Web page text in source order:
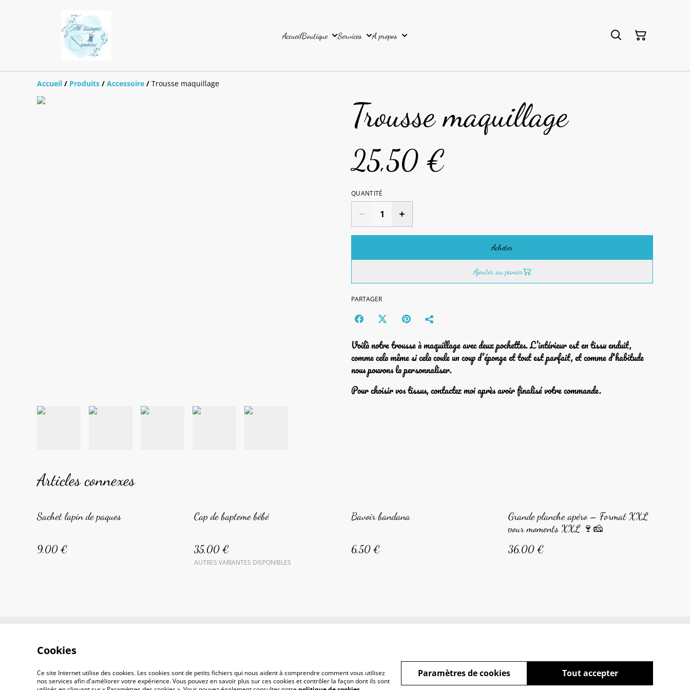
AccueilBoutique Services A propos
Accueil / Produits / Accessoire / Trousse maquillage
Trousse maquillage
25,50 €
QUANTITÉ
Acheter
Ajouter au panier
PARTAGER
Voilà notre trousse à maquillage avec deux pochettes. L’intérieur est en tissu enduit,
comme cela même si cela coule un coup d’éponge et tout est parfait, et comme d'habitude
nous pouvons la personnaliser.
Pour choisir vos tissus, contactez moi après avoir finalisé votre commande.
Articles connexes
Sachet lapin de paques
9,00 €
Cap de bapteme bébé
35,00 €
AUTRES VARIANTES DISPONIBLES
Bavoir bandana
6,50 €
Grande planche apéro – Format XXL
pour moments XXL 🍷🧀
36,00 €
Cookies
Ce site Internet utilise des cookies. Les cookies sont de petits fichiers qui nous aident à comprendre comment vous utilisez
nos services afin d'améliorer votre expérience. Vous pouvez en savoir plus sur ces cookies et contrôler la façon dont ils sont
Tout accepter
Paramètres de cookies